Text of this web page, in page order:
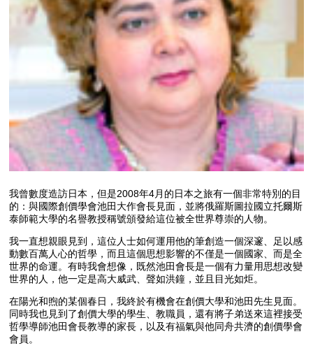
我曾數度造訪日本，但是2008年4月的日本之旅有一個非常特別的目
的：與國際創價學會池田大作會長見面，並將俄羅斯圖拉國立托爾斯
泰師範大學的名譽教授稱號頒發給這位被全世界尊崇的人物。
我一直想親眼見到，這位人士如何運用他的筆創造一個深邃、足以感
動數百萬人心的哲學，而且這個思想影響的不僅是一個國家、而是全
世界的命運。有時我會想像，既然池田會長是一個有力量用思想改變
世界的人，他一定是高大威武、聲如洪鐘，並且目光如炬。
在陽光和煦的某個春日，我終於有機會在創價大學和池田先生見面。
同時我也見到了創價大學的學生、教職員，還有將子弟送來這裡接受
哲學導師池田會長教導的家長，以及有福氣與他同舟共濟的創價學會
會員。